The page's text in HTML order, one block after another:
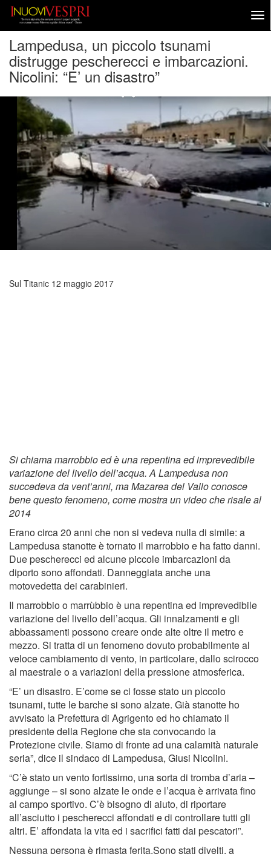
Lampedusa, un piccolo tsunami
distrugge pescherecci e imbarcazioni.
Nicolini: “E’ un disastro”
Sul Titanic 12 maggio 2017
Si chiama marrobbio ed è una repentina ed imprevedibile
variazione del livello dell’acqua. A Lampedusa non
succedeva da vent’anni, ma Mazarea del Vallo conosce
bene questo fenomeno, come mostra un video che risale al
2014
Erano circa 20 anni che non si vedeva nulla di simile: a
Lampedusa stanotte è tornato il marrobbio e ha fatto danni.
Due pescherecci ed alcune piccole imbarcazioni da
diporto sono affondati. Danneggiata anche una
motovedetta dei carabinieri.
Il marrobbio o marrùbbio è una repentina ed imprevedibile
variazione del livello dell’acqua. Gli innalzamenti e gli
abbassamenti possono creare onde alte oltre il metro e
mezzo. Si tratta di un fenomeno dovuto probabilmente al
veloce cambiamento di vento, in particolare, dallo scirocco
al maestrale o a variazioni della pressione atmosferica.
“E’ un disastro. E’come se ci fosse stato un piccolo
tsunami, tutte le barche si sono alzate. Già stanotte ho
avvisato la Prefettura di Agrigento ed ho chiamato il
presidente della Regione che sta convocando la
Protezione civile. Siamo di fronte ad una calamità naturale
seria”, dice il sindaco di Lampedusa, Giusi Nicolini.
“C’è stato un vento fortissimo, una sorta di tromba d’aria –
aggiunge – si sono alzate le onde e l’acqua è arrivata fino
al campo sportivo. C’è bisogno di aiuto, di riportare
all’asciutto i pescherecci affondati e di controllare tutti gli
altri. E’ affondata la vita ed i sacrifici fatti dai pescatori”.
Nessuna persona è rimasta ferita.Sono stati divelti, a